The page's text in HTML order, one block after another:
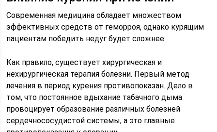
Современная медицина обладает множеством
эффективных средств от геморроя, однако курящим
пациентам победить недуг будет сложнее.
Как правило, существует хирургическая и
нехирургическая терапия болезни. Первый метод
лечения в период курения противопоказан. Дело в
том, что постоянное вдыхание табачного дыма
провоцирует образование различных болезней
сердечнососудистой системы, а это главные